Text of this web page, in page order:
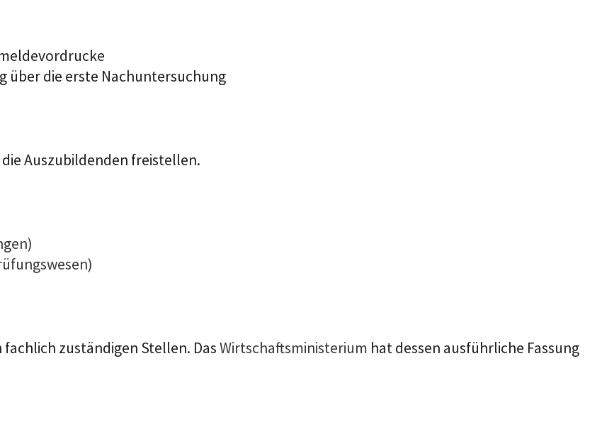
über die erste Nachuntersuchung
Auszubildenden freistellen.
zuständigen Stellen. DasWirtschaftsministerium hat dessen ausführliche Fassung